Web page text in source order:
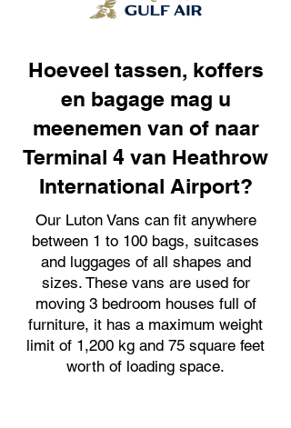
Hoeveel tassen, koffers
en bagage mag u
meenemen van of naar
Terminal 4 van Heathrow
International Airport?
Our Luton Vans can fit anywhere
between 1 to 100 bags, suitcases
and luggages of all shapes and
sizes. These vans are used for
moving 3 bedroom houses full of
furniture, it has a maximum weight
limit of 1,200 kg and 75 square feet
worth of loading space.